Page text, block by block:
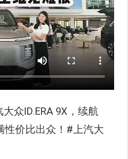
众ID.ERA 9X，续航
性价比出众！#上汽大